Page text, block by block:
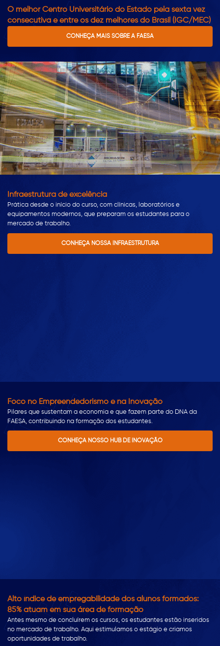
O melhor Centro Universitário do Estado pela sexta vez
consecutiva e entre os dez melhores do Brasil (IGC/MEC)
CONHEÇA MAIS SOBRE A FAESA
Infraestrutura de excelência
Prática desde o início do curso, com clínicas, laboratórios e
equipamentos modernos, que preparam os estudantes para o
mercado de trabalho.
CONHEÇA NOSSA INFRAESTRUTURA
Foco no Empreendedorismo e na Inovação
Pilares que sustentam a economia e que fazem parte do DNA da
FAESA, contribuindo na formação dos estudantes.
CONHEÇA NOSSO HUB DE INOVAÇÃO
Alto índice de empregabilidade dos alunos formados:
85% atuam em sua área de formação
Antes mesmo de concluírem os cursos, os estudantes estão inseridos
no mercado de trabalho. Aqui estimulamos o estágio e criamos
oportunidades de trabalho.